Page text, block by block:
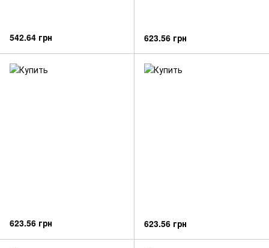
542.64 грн 623.56 грн
623.56 грн 623.56 грн